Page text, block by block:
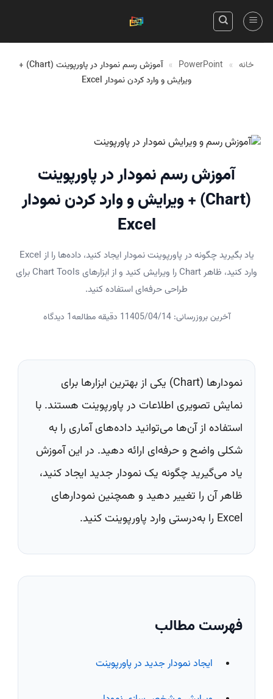
Skip
خانه »
PowerPoint
»
آموزش رسم نمودار در پاورپوینت (Chart) +
ویرایش و وارد کردن نمودار Excel
آموزش رسم نمودار در پاورپوینت
(Chart) + ویرایش و وارد کردن نمودار
Excel
یاد بگیرید چگونه در پاورپوینت نمودار ایجاد کنید، داده‌ها را از Excel
وارد کنید، ظاهر Chart را ویرایش کنید و از ابزارهای Chart Tools برای
طراحی حرفه‌ای استفاده کنید.
آخرین بروزرسانی: 1405/04/14 1 دقیقه مطالعه 1 دیدگاه
نمودارها (Chart) یکی از بهترین ابزارها برای
نمایش تصویری اطلاعات در پاورپوینت هستند. با
استفاده از آن‌ها می‌توانید داده‌های آماری را به
شکلی واضح و حرفه‌ای ارائه دهید. در این آموزش
یاد می‌گیرید چگونه یک نمودار جدید ایجاد کنید،
ظاهر آن را تغییر دهید و همچنین نمودارهای
Excel را به‌درستی وارد پاورپوینت کنید.
فهرست مطالب
ایجاد نمودار جدید در پاورپوینت